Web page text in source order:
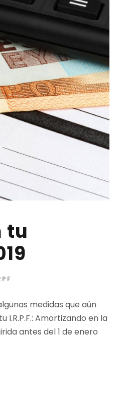
tu
medidas que aún
Amortizando en la
antes del 1 de enero